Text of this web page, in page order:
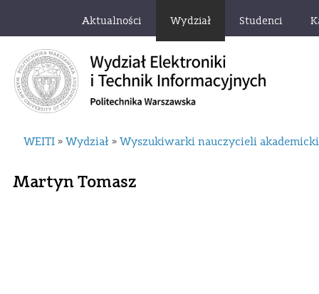
Aktualności Wydział Studenci
WEITI » Wydział » Wyszukiwarki nauczycieli
Martyn Tomasz